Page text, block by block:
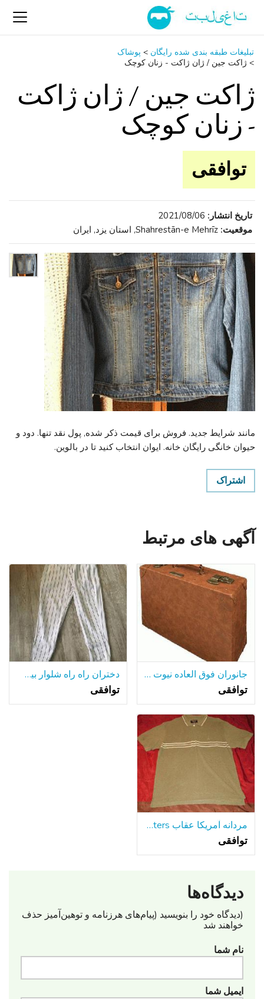
تبلیغات طبقه بندی شده رایگان > پوشاک
> ژاکت جین / ژان ژاکت - زنان کوچک
ژاکت جین / ژان ژاکت
- زنان کوچک
توافقی
تاریخ انتشار: 2021/08/06
موقعیت: Shahrestān-e Mehrīz, استان یزد, ایران
مانند شرایط جدید. فروش برای قیمت ذکر شده, پول نقد تنها. دود و
حیوان خانگی رایگان خانه. ایوان انتخاب کنید تا در بالوین.
اشتراک
آگهی های مرتبط
جانوران فوق العاده نیوت اسکاماندر چمدان با لوازم جانبی
توافقی
دختران راه راه شلوار بیس بال-متوسط
توافقی
مردانه آمریکا عقاب Outfitters های تی شرت یقه دار سبز سفید بزرگ تمیز جدید
توافقی
دیدگاه‌ها
(دیدگاه خود را بنویسید (پیام‌های هرزنامه‌ و توهین‌آمیز حذف
خواهند شد
نام شما
ایمیل شما